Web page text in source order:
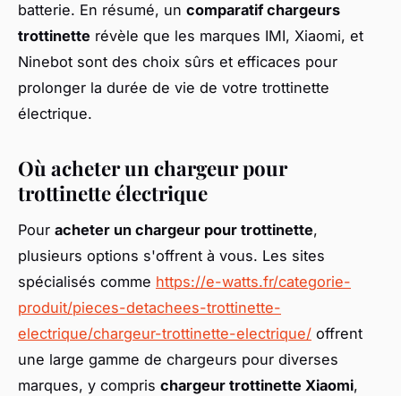
batterie. En résumé, un comparatif chargeurs
trottinette révèle que les marques IMI, Xiaomi, et
Ninebot sont des choix sûrs et efficaces pour
prolonger la durée de vie de votre trottinette
électrique.
Où acheter un chargeur pour
trottinette électrique
Pour acheter un chargeur pour trottinette,
plusieurs options s'offrent à vous. Les sites
spécialisés comme https://e-watts.fr/categorie-
produit/pieces-detachees-trottinette-
electrique/chargeur-trottinette-electrique/ offrent
une large gamme de chargeurs pour diverses
marques, y compris chargeur trottinette Xiaomi,